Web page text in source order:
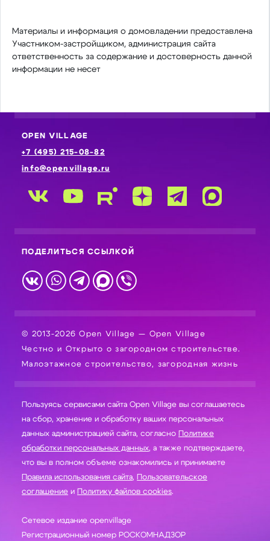
Материалы и информация о домовладении предоставлена
Участником-застройщиком, администрация сайта
ответственность за содержание и достоверность данной
информации не несет
OPEN VILLAGE
+7 (495) 215-08-82
info@openvillage.ru
ПОДЕЛИТЬСЯ ССЫЛКОЙ
© 2013-2026 Open Village — Open Village
Честно и Открыто о загородном строительстве.
Малоэтажное строительство, загородная жизнь
Пользуясь сервисами сайта Open Village вы соглашаетесь
на сбор, хранение и обработку ваших персональных
данных администрацией сайта, согласно Политике
обработки персональных данных, а также подтверждаете,
что вы в полном объеме ознакомились и принимаете
Правила использования сайта, Пользовательское
соглашение и Политику файлов cookies.
Сетевое издание openvillage
Регистрационный номер РОСКОМНАДЗОР